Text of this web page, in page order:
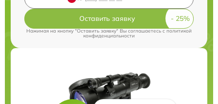
Оставить заявку
Нажимая на кнопку "Оставить заявку" Вы соглашаетесь cполитикой
конфиденциальности